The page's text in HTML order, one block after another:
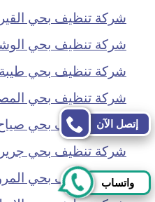
شركة تنظيف بحي
شركة تنظيف بحي
شركة تنظيف بحي
شركة تنظيف بحي
شركة تنظيف بحي
شركة تنظيف بحي
شركة تنظيف بحي
إتصل الآن
واتساب